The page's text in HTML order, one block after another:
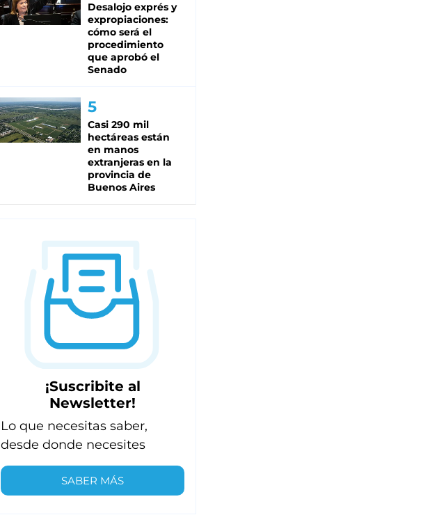
Desalojo exprés y
expropiaciones:
cómo será el
procedimiento
que aprobó el
Senado
Casi 290 mil
hectáreas están
en manos
extranjeras en la
provincia de
Buenos Aires
¡Suscribite al
Newsletter!
Lo que necesitas saber,
desde donde necesites
SABER MÁS